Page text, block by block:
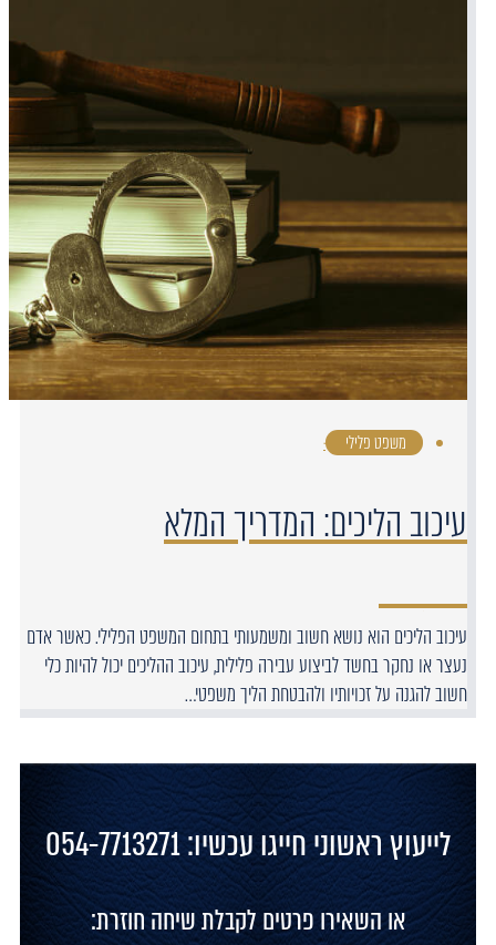
משפט פלילי ·
עיכוב הליכים: המדריך המלא
עיכוב הליכים הוא נושא חשוב ומשמעותי בתחום המשפט הפלילי. כאשר אדם
נעצר או נחקר בחשד לביצוע עבירה פלילית, עיכוב ההליכים יכול להיות כלי
חשוב להגנה על זכויותיו ולהבטחת הליך משפטי…
לייעוץ ראשוני חייגו עכשיו: 054-7713271
או השאירו פרטים לקבלת שיחה חוזרת: